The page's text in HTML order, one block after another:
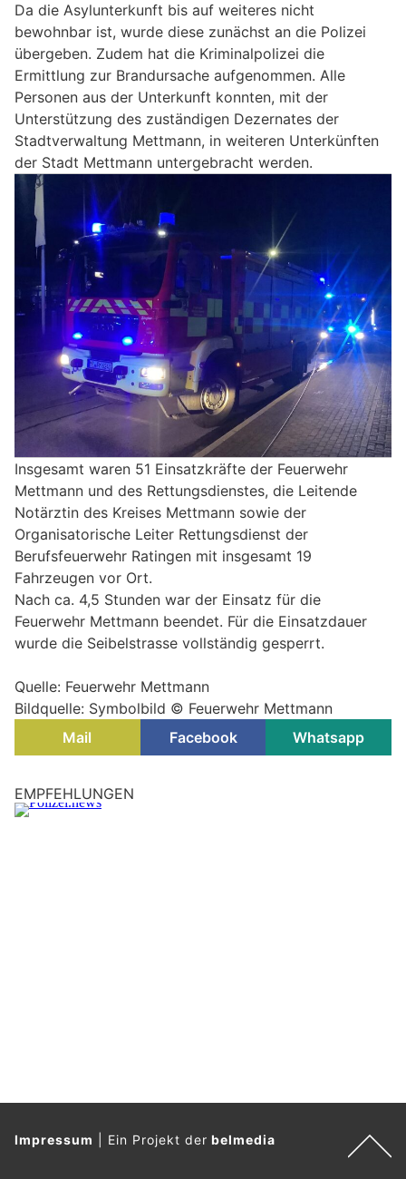
Da die Asylunterkunft bis auf weiteres nicht
bewohnbar ist, wurde diese zunächst an die Polizei
übergeben. Zudem hat die Kriminalpolizei die
Ermittlung zur Brandursache aufgenommen. Alle
Personen aus der Unterkunft konnten, mit der
Unterstützung des zuständigen Dezernates der
Stadtverwaltung Mettmann, in weiteren Unterkünften
der Stadt Mettmann untergebracht werden.
Insgesamt waren 51 Einsatzkräfte der Feuerwehr
Mettmann und des Rettungsdienstes, die Leitende
Notärztin des Kreises Mettmann sowie der
Organisatorische Leiter Rettungsdienst der
Berufsfeuerwehr Ratingen mit insgesamt 19
Fahrzeugen vor Ort.
Nach ca. 4,5 Stunden war der Einsatz für die
Feuerwehr Mettmann beendet. Für die Einsatzdauer
wurde die Seibelstrasse vollständig gesperrt.
Quelle: Feuerwehr Mettmann
Bildquelle: Symbolbild © Feuerwehr Mettmann
Mail
Facebook Whatsapp
EMPFEHLUNGEN
Impressum Ein Projekt derbelmedia